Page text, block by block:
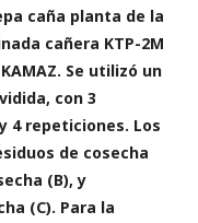
caña planta de la
cañera KTP-2M
Se utilizó un
con 3
repeticiones. Los
de cosecha
(B), y
(C). Para la